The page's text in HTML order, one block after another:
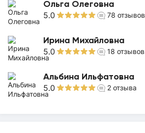
Ольга Олеговна
5.0 78 отзывов
Ирина Михайловна
5.0 18 отзывов
Альбина Ильфатовна
5.0 2 отзыва